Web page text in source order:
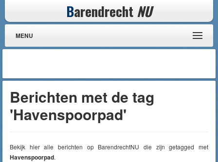
Barendrecht NU
MENU
Berichten met de tag
'Havenspoorpad'
Bekijk hier alle berichten op BarendrechtNU die zijn getagged met
Havenspoorpad.